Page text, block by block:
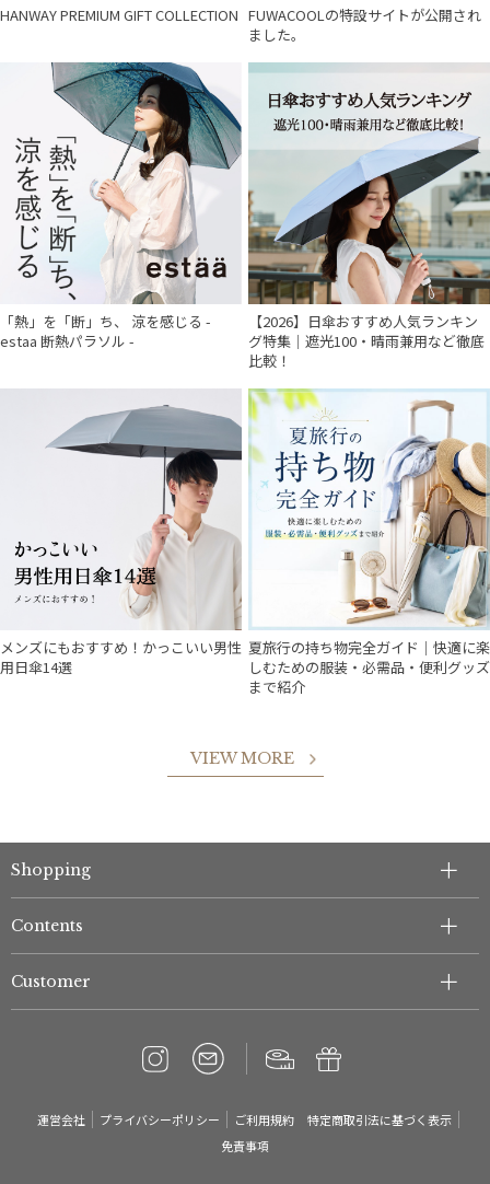
HANWAY PREMIUM GIFT COLLECTION FUWACOOLの特設サイトが公開され
ました。
「熱」を「断」ち、 涼を感じる -
estaa 断熱パラソル -
【2026】日傘おすすめ人気ランキン
グ特集｜遮光100・晴雨兼用など徹底
比較！
メンズにもおすすめ！かっこいい男性
用日傘14選
夏旅行の持ち物完全ガイド｜快適に楽
しむための服装・必需品・便利グッズ
まで紹介
VIEW MORE
Shopping
Contents
Customer
運営会社 プライバシーポリシー ご利用規約
特定商取引法に基づく表示
免責事項